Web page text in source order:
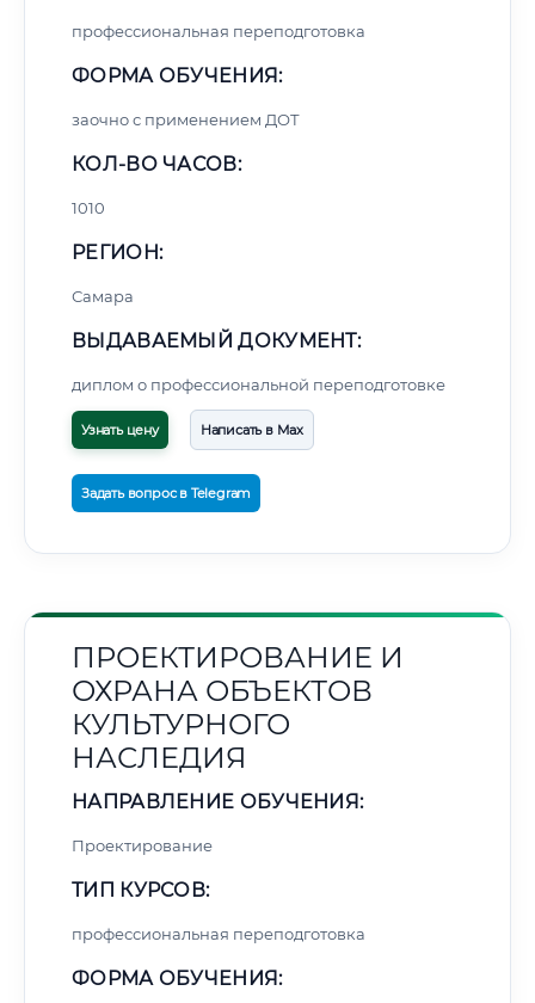
профессиональная переподготовка
ФОРМА ОБУЧЕНИЯ:
заочно с применением ДОТ
КОЛ-ВО ЧАСОВ:
1010
РЕГИОН:
Самара
ВЫДАВАЕМЫЙ ДОКУМЕНТ:
диплом о профессиональной переподготовке
Узнать цену Написать в Max
Задать вопрос в Telegram
ПРОЕКТИРОВАНИЕ И
ОХРАНА ОБЪЕКТОВ
КУЛЬТУРНОГО
НАСЛЕДИЯ
НАПРАВЛЕНИЕ ОБУЧЕНИЯ:
Проектирование
ТИП КУРСОВ:
профессиональная переподготовка
ФОРМА ОБУЧЕНИЯ: